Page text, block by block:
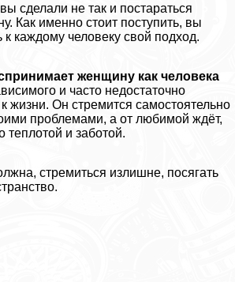
сделали не так и постараться
Как именно стоит поступить, вы
к каждому человеку свой подход.
женщину как человека
и часто недостаточно
жизни. Он стремится самостоятельно
проблемами, а от любимой ждёт,
теплотой и заботой.
стремиться излишне, посягать